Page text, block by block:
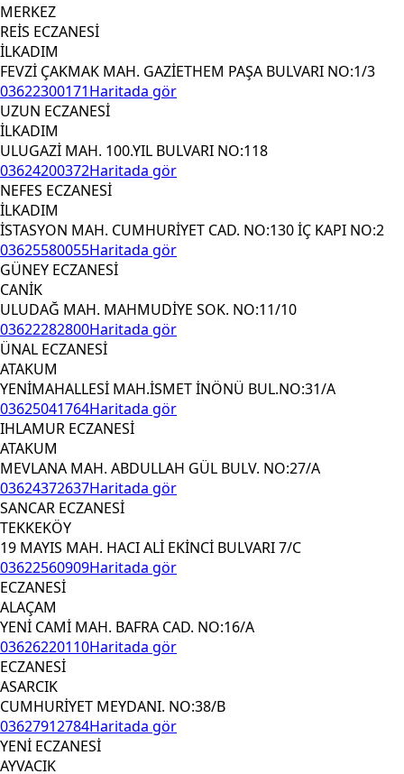
MERKEZ
REİS ECZANESİ
İLKADIM
FEVZİ ÇAKMAK MAH. GAZİETHEM PAŞA BULVARI NO:1/3
03622300171Haritada gör
UZUN ECZANESİ
İLKADIM
ULUGAZİ MAH. 100.YIL BULVARI NO:118
03624200372Haritada gör
NEFES ECZANESİ
İLKADIM
İSTASYON MAH. CUMHURİYET CAD. NO:130 İÇ KAPI NO:2
03625580055Haritada gör
GÜNEY ECZANESİ
CANİK
ULUDAĞ MAH. MAHMUDİYE SOK. NO:11/10
03622282800Haritada gör
ÜNAL ECZANESİ
ATAKUM
YENİMAHALLESİ MAH.İSMET İNÖNÜ BUL.NO:31/A
03625041764Haritada gör
IHLAMUR ECZANESİ
ATAKUM
MEVLANA MAH. ABDULLAH GÜL BULV. NO:27/A
03624372637Haritada gör
SANCAR ECZANESİ
TEKKEKÖY
19 MAYIS MAH. HACI ALİ EKİNCİ BULVARI 7/C
03622560909Haritada gör
ECZANESİ
ALAÇAM
YENİ CAMİ MAH. BAFRA CAD. NO:16/A
03626220110Haritada gör
ECZANESİ
ASARCIK
CUMHURİYET MEYDANI. NO:38/B
03627912784Haritada gör
YENİ ECZANESİ
AYVACIK